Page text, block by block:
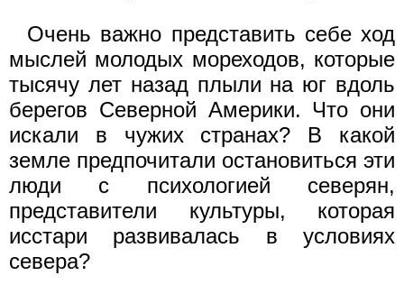
Очень важно представить себе ход
мыслей молодых мореходов, которые
тысячу лет назад плыли на юг вдоль
берегов Северной Америки. Что они
искали в чужих странах? В какой
земле предпочитали остановиться эти
люди с психологией северян,
представители культуры, которая
исстари развивалась в условиях
севера?